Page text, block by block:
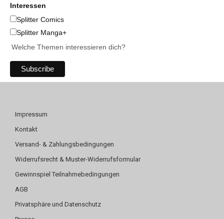
Interessen
Splitter Comics
Splitter Manga+
Welche Themen interessieren dich?
Impressum
Kontakt
Versand- & Zahlungsbedingungen
Widerrufsrecht & Muster-Widerrufsformular
Gewinnspiel Teilnahmebedingungen
AGB
Privatsphäre und Datenschutz